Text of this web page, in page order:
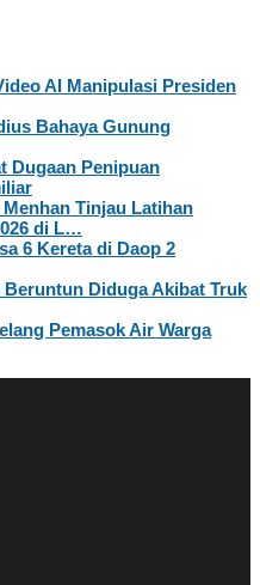
AI Manipulasi Presiden
Bahaya Gunung
Dugaan Penipuan
Tinjau Latihan
di L…
6 Kereta di Daop 2
Diduga Akibat Truk
Pemasok Air Warga